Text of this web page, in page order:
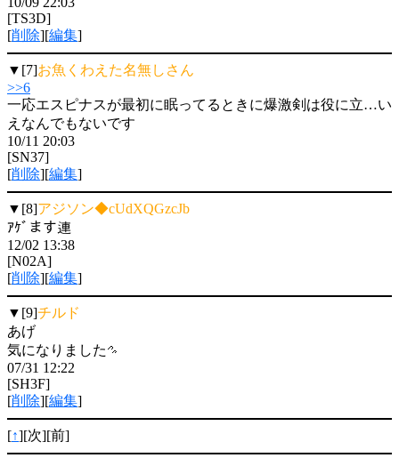
[TS3D]
[削除][編集]
▼[7]お魚くわえた名無しさん
>>6
一応エスピナスが最初に眠ってるときに爆激剣は役に立…い
えなんでもないです
10/11 20:03
[SN37]
[削除][編集]
▼[8]アジソン◆cUdXQGzcJb
ｱｹﾞます連
12/02 13:38
[N02A]
[削除][編集]
▼[9]チルド
あげ
気になりました
07/31 12:22
[SH3F]
[削除][編集]
[↑][次][前]